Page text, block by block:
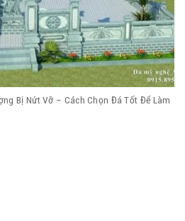
Bị Nứt Vỡ – Cách Chọn Đá Tốt Để Làm